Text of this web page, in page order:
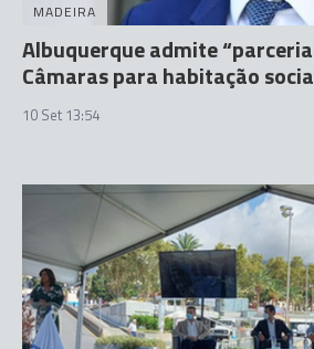
MADEIRA
Albuquerque admite
Câmaras para habitação
10 Set 13:54